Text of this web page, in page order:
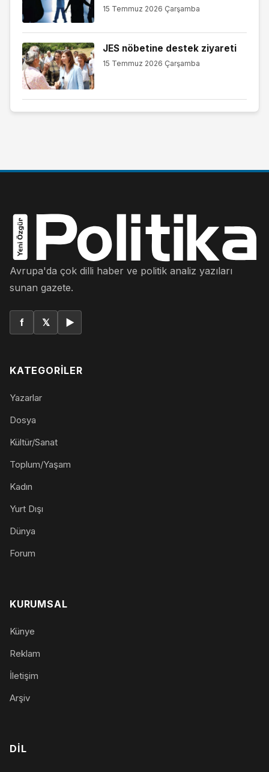
15 Temmuz 2026 Çarşamba
JES nöbetine destek ziyareti
15 Temmuz 2026 Çarşamba
Avrupa'da çok dilli haber ve politik analiz yazıları
sunan gazete.
f 𝕏 ▶
KATEGORILER
Yazarlar
Dosya
Kültür/Sanat
Toplum/Yaşam
Kadın
Yurt Dışı
Dünya
Forum
KURUMSAL
Künye
Reklam
İletişim
Arşiv
DIL